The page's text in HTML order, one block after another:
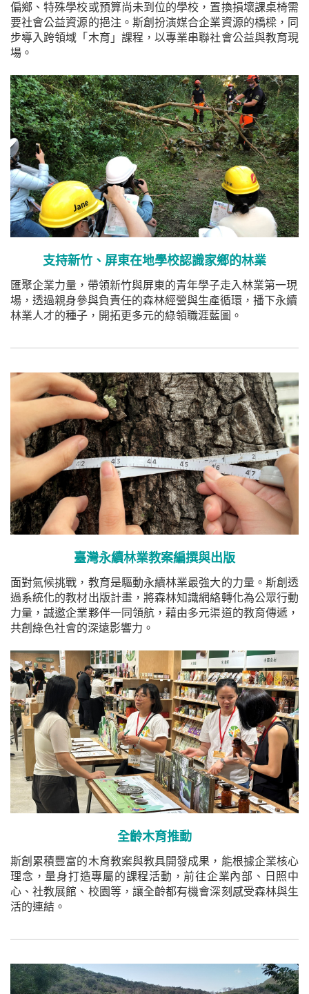
偏鄉、特殊學校或預算尚未到位的學校，置換損壞課桌椅需
要社會公益資源的挹注。斯創扮演媒合企業資源的橋樑，同
步導入跨領域「木育」課程，以專業串聯社會公益與教育現
場。
支持新竹、屏東在地學校認識家鄉的林業
匯聚企業力量，帶領新竹與屏東的青年學子走入林業第一現
場，透過親身參與負責任的森林經營與生產循環，播下永續
林業人才的種子，開拓更多元的綠領職涯藍圖。
臺灣永續林業教案編撰與出版
面對氣候挑戰，教育是驅動永續林業最強大的力量。斯創透
過系統化的教材出版計畫，將森林知識網絡轉化為公眾行動
力量，誠邀企業夥伴一同領航，藉由多元渠道的教育傳遞，
共創綠色社會的深遠影響力。
全齡木育推動
斯創累積豐富的木育教案與教具開發成果，能根據企業核心
理念，量身打造專屬的課程活動，前往企業內部、日照中
心、社教展館、校園等，讓全齡都有機會深刻感受森林與生
活的連結。